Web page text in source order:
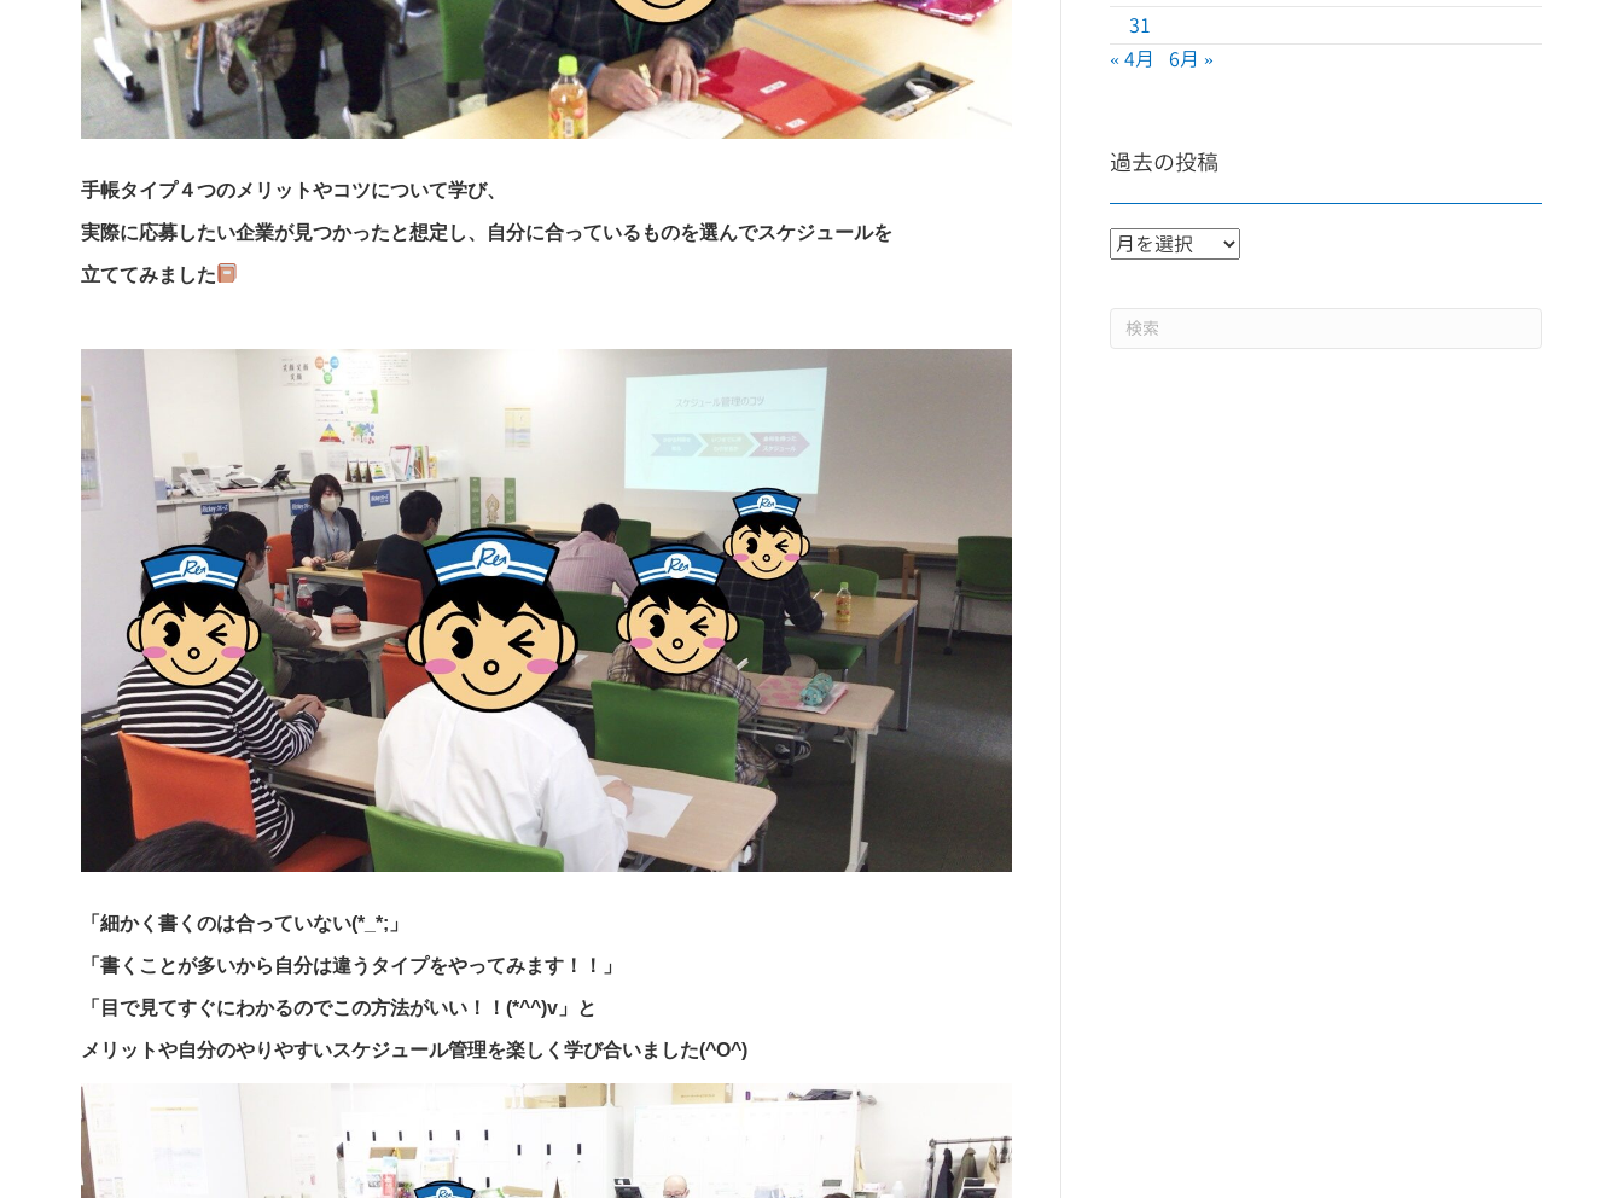
手帳タイプ４つのメリットやコツについて学び、
実際に応募したい企業が見つかったと想定し、自分に合っているものを選んでスケジュールを
立ててみました
「細かく書くのは合っていない(*_*;」
「書くことが多いから自分は違うタイプをやってみます！！」
「目で見てすぐにわかるのでこの方法がいい！！(*^^)v」と
メリットや自分のやりやすいスケジュール管理を楽しく学び合いました(^O^)
31
« 4月
6月 »
過去の投稿
過
投